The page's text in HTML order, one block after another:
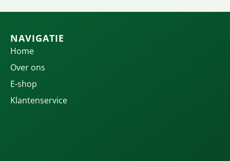
NAVIGATIE
Home
Over ons
E-shop
Klantenservice